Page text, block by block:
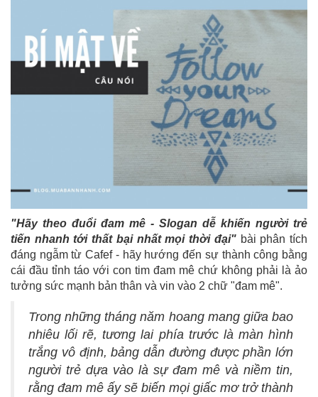
"Hãy theo đuổi đam mê - Slogan dễ khiến người trẻ
tiến nhanh tới thất bại nhất mọi thời đại"bài phân tích
đáng ngẫm từ Cafef - hãy hướng đến sự thành công bằng
cái đầu tỉnh táo với con tim đam mê chứ không phải là ảo
tưởng sức mạnh bản thân và vin vào 2 chữ "đam mê".
Trong những tháng năm hoang mang giữa bao
nhiêu lối rẽ, tương lai phía trước là màn hình
trắng vô định, bảng dẫn đường được phần lớn
người trẻ dựa vào là sự đam mê và niềm tin,
rằng đam mê ấy sẽ biến mọi giấc mơ trở thành